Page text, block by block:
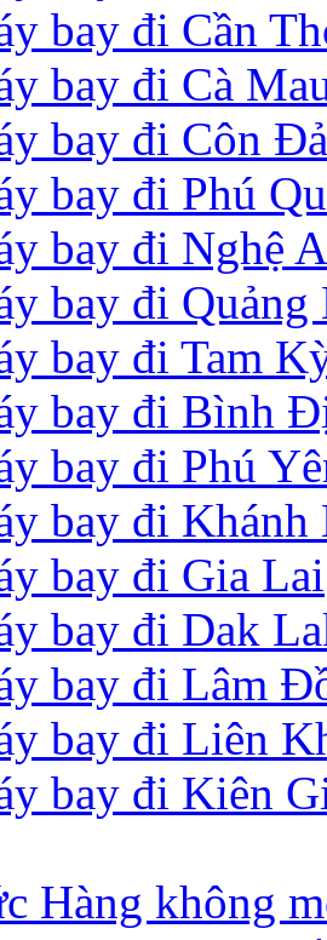
bay đi Cần
bay đi Cà
bay đi Côn
bay đi Phú
bay đi Nghệ
bay đi Quảng
bay đi Tam
bay đi Bình
bay đi Phú
bay đi Khánh
bay đi Gia Lai
bay đi Dak
bay đi Lâm
bay đi Liên
bay đi Kiên
Hàng không